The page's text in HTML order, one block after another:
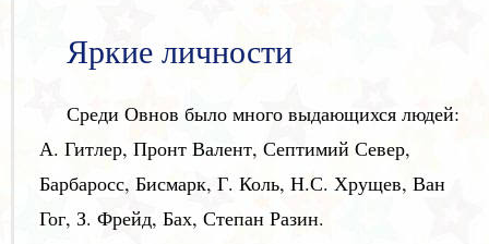
Яркие личности
Среди Овнов было много выдающихся людей:
А. Гитлер, Пронт Валент, Септимий Север,
Барбаросс, Бисмарк, Г. Коль, Н.С. Хрущев, Ван
Гог, З. Фрейд, Бах, Степан Разин.